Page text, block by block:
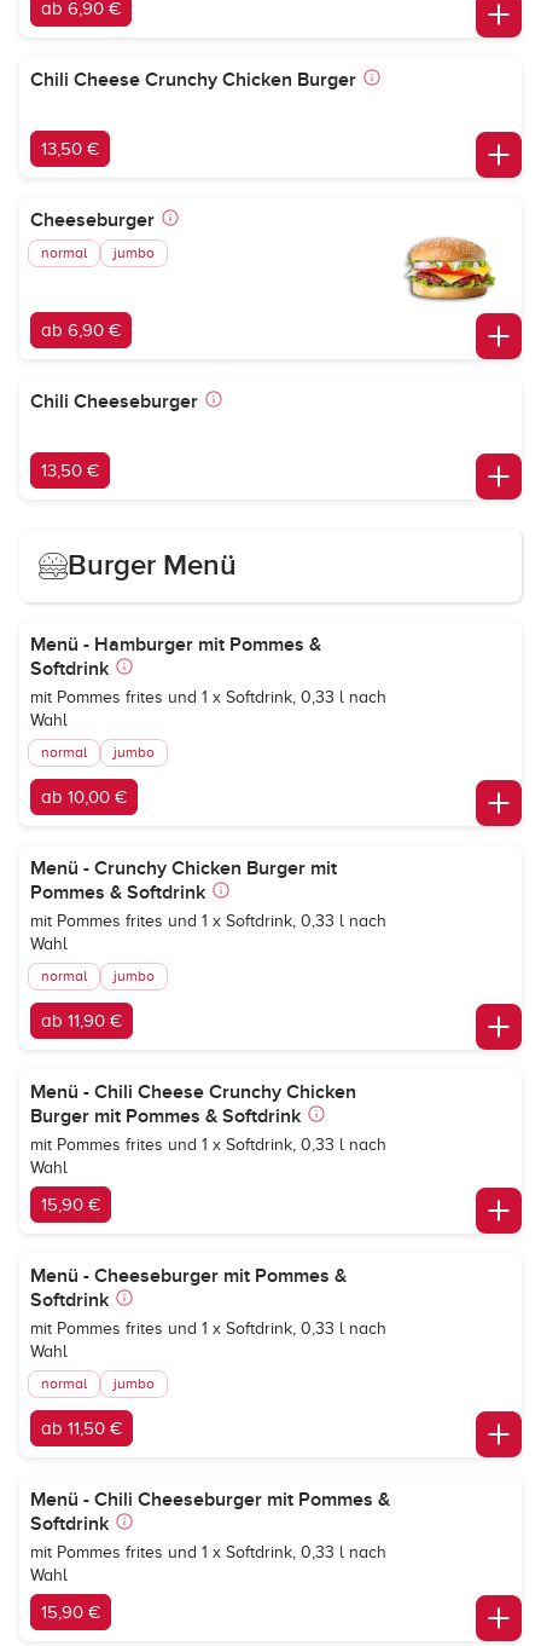
ab 6,90 €
Chili Cheese Crunchy Chicken Burger
13,50 €
Cheeseburger
normal jumbo
ab 6,90 €
Chili Cheeseburger
13,50 €
Burger Menü
Menü - Hamburger mit Pommes &
Softdrink
mit Pommes frites und 1 x Softdrink, 0,33 l nach
Wahl
normal jumbo
ab 10,00 €
Menü - Crunchy Chicken Burger mit
Pommes & Softdrink
mit Pommes frites und 1 x Softdrink, 0,33 l nach
Wahl
normal jumbo
ab 11,90 €
Menü - Chili Cheese Crunchy Chicken
Burger mit Pommes & Softdrink
mit Pommes frites und 1 x Softdrink, 0,33 l nach
Wahl
15,90 €
Menü - Cheeseburger mit Pommes &
Softdrink
mit Pommes frites und 1 x Softdrink, 0,33 l nach
Wahl
normal jumbo
ab 11,50 €
Menü - Chili Cheeseburger mit Pommes &
Softdrink
mit Pommes frites und 1 x Softdrink, 0,33 l nach
Wahl
15,90 €